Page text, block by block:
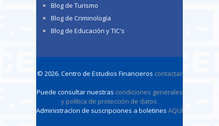
Blog de Turismo
Blog de Criminología
Blog de Educación y TIC's
© 2026. Centro de Estudios Financieros contactar
Puede consultar nuestras condiciones generales
y política de protección de datos.
Administracíon de suscripciones a boletines AQUÍ